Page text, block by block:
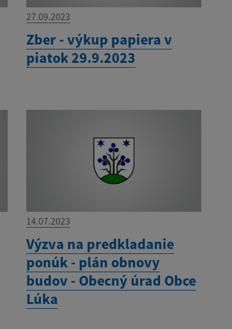
27.09.2023
Zber - výkup papiera v
piatok 29.9.2023
14.07.2023
Výzva na predkladanie
ponúk - plán obnovy
budov - Obecný úrad Obce
Lúka